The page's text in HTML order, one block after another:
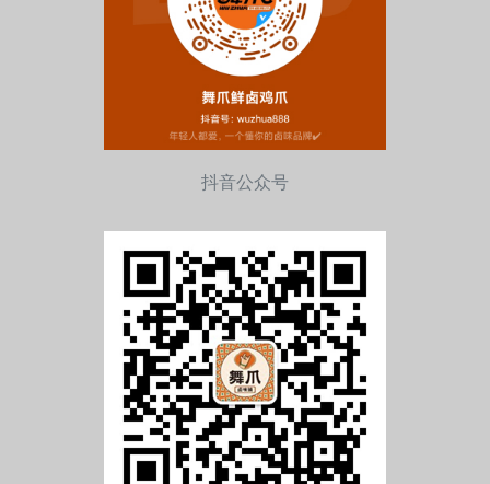
抖音公众号